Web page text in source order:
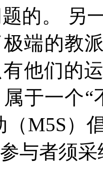
的。
另
端的教
他们的
于一个“
（M5S）
与者须